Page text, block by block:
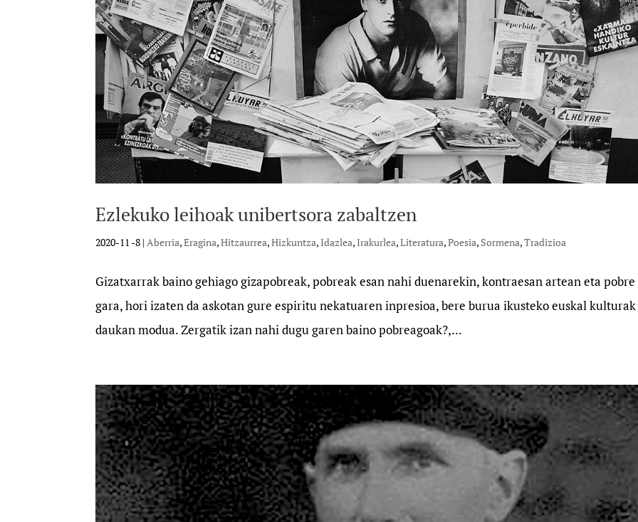
Ezlekuko leihoak unibertsora zabaltzen
2020-11 -8 |Aberria,Eragina,Hitzaurrea,Hizkuntza,Idazlea,Irakurlea,Literatura,Poesia, Sormena,Tradizioa
Gizatxarrak baino gehiago gizapobreak, pobreak esan nahi duenarekin, kontraesan artean eta
gara, hori izaten da askotan gure espiritu nekatuaren inpresioa, bere burua ikusteko euskal kulturak
daukan modua. Zergatik izan nahi dugu garen baino pobreagoak?,...